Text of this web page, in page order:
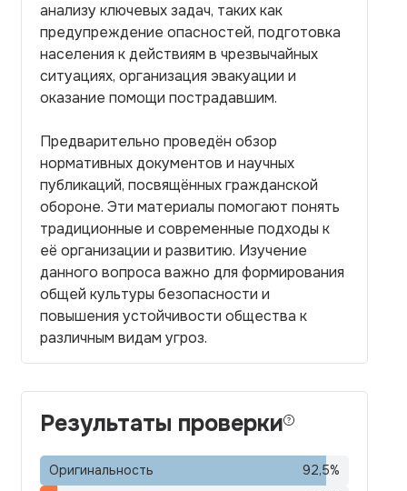
анализу ключевых задач, таких как
предупреждение опасностей, подготовка
населения к действиям в чрезвычайных
ситуациях, организация эвакуации и
оказание помощи пострадавшим.
Предварительно проведён обзор
нормативных документов и научных
публикаций, посвящённых гражданской
обороне. Эти материалы помогают понять
традиционные и современные подходы к
её организации и развитию. Изучение
данного вопроса важно для формирования
общей культуры безопасности и
повышения устойчивости общества к
различным видам угроз.
Результаты проверки
Оригинальность 92,5%